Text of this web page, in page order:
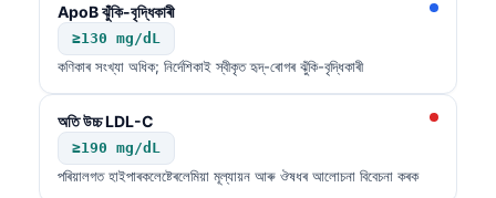
ApoB ঝুঁকি-বৃদ্ধিকাৰী
≥130 mg/dL
কণিকাৰ সংখ্যা অধিক; নিৰ্দেশিকাই স্বীকৃত হৃদ্‌-ৰোগৰ ঝুঁকি-বৃদ্ধিকাৰী
অতি উচ্চ LDL-C
≥190 mg/dL
পৰিয়ালগত হাইপাৰকলেষ্টেৰলেমিয়া মূল্যায়ন আৰু ঔষধৰ আলোচনা বিবেচনা কৰক